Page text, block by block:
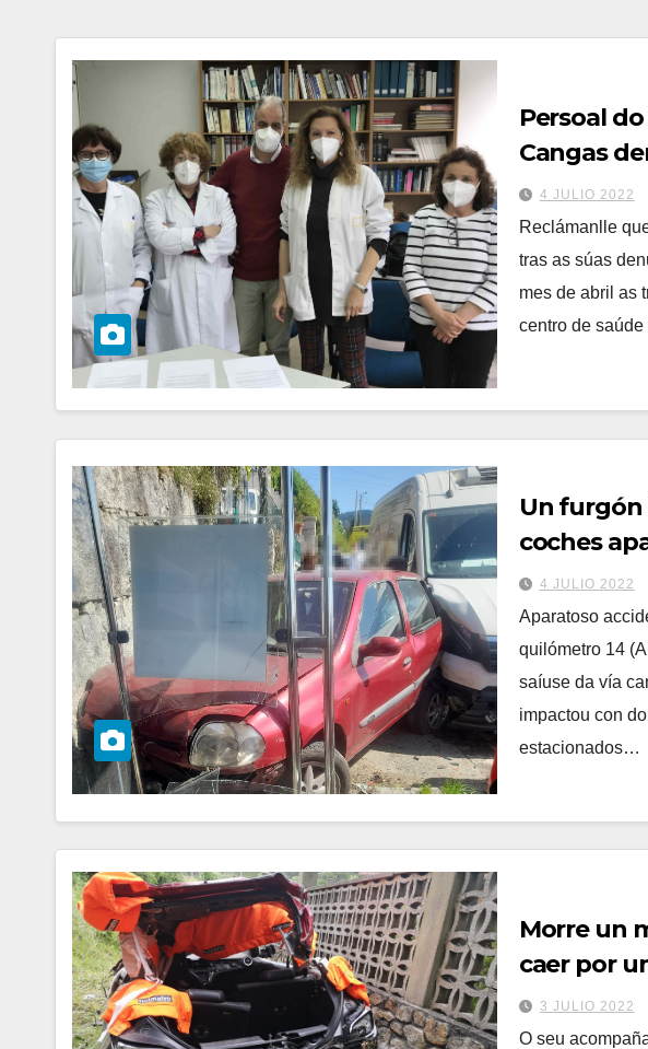
Persoal
Cangas
non cubre
vacacións
4 JULIO 2022
Reclámanlle
tras as súas
mes de abril as
centro de
Un furgón
coches
4 JULIO 2022
Aparatoso
quilómetro 14
saíuse da vía
impactou con
estacionados…
Morre un
caer por
conducía
3 JULIO 2022
O seu